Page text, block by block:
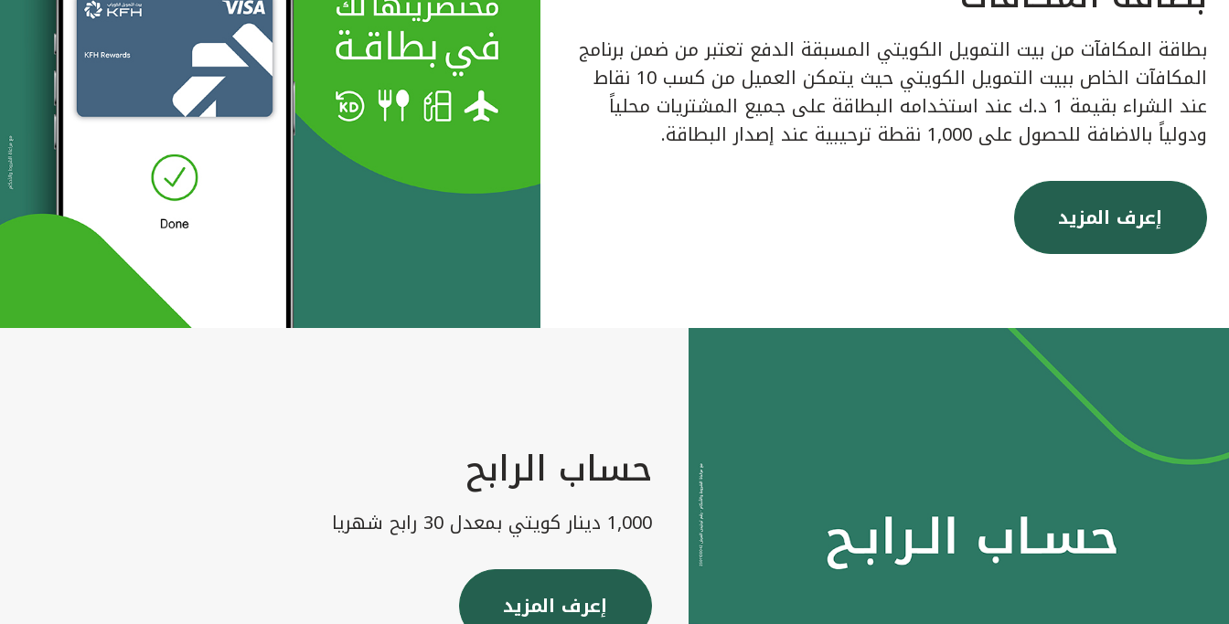
بطاقة المكافآت من بيت التمويل الكويتي المسبقة الدفع تعتبر من ضمن برنامج
المكافآت الخاص ببيت التمويل الكويتي حيث يتمكن العميل من كسب 10 نقاط
عند الشراء بقيمة 1 د.ك عند استخدامه البطاقة على جميع المشتريات محلياً
ودولياً بالاضافة للحصول على 1,000 نقطة ترحيبية عند إصدار البطاقة.
إعرف المزيد
حساب الرابح
1,000 دينار كويتي بمعدل 30 رابح شهريا
إعرف المزيد